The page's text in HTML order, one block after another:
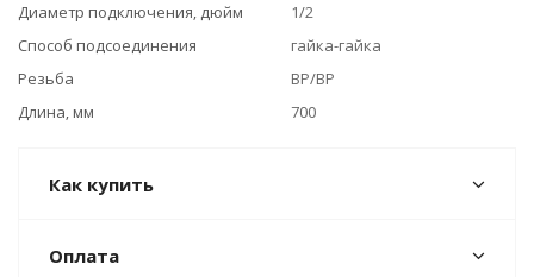
Диаметр подключения, дюйм
1/2
Способ подсоединения
гайка-гайка
Резьба
ВР/ВР
Длина, мм
700
Как купить
Оплата